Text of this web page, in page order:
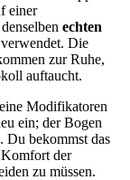
einer
echten
Die
zur Ruhe,
auftaucht.
Modifikatoren
ein; der Bogen
Du bekommst das
der
zu müssen.